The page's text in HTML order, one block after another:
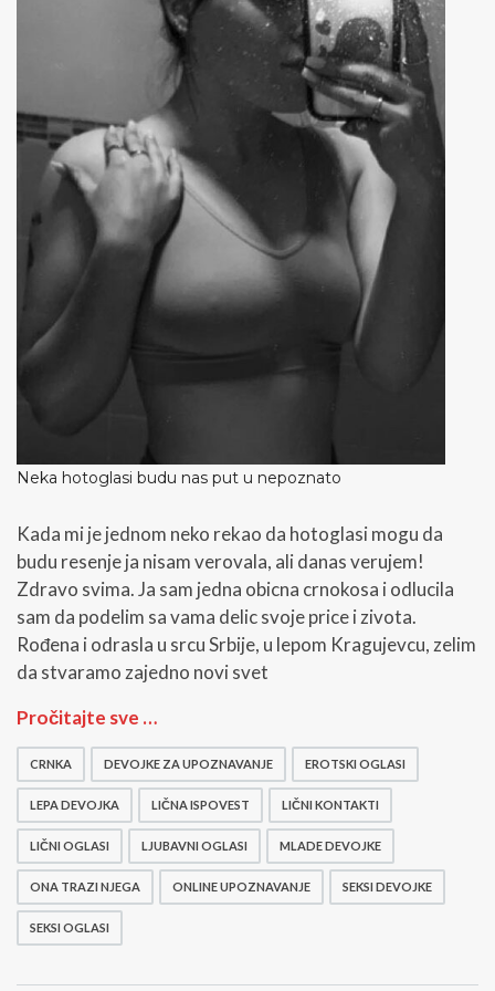
Neka hotoglasi budu nas put u nepoznato
Kada mi je jednom neko rekao da hotoglasi mogu da
budu resenje ja nisam verovala, ali danas verujem!
Zdravo svima. Ja sam jedna obicna crnokosa i odlucila
sam da podelim sa vama delic svoje price i zivota.
Rođena i odrasla u srcu Srbije, u lepom Kragujevcu, zelim
da stvaramo zajedno novi svet
N
a
o
o
l
a
i
Pročitajte sve …
CRNKA DEVOJKE ZA UPOZNAVANJE EROTSKI OGLASI
LEPA DEVOJKA LIČNA ISPOVEST LIČNI KONTAKTI
LIČNI OGLASI LJUBAVNI OGLASI MLADE DEVOJKE
ONA TRAZI NJEGA ONLINE UPOZNAVANJE SEKSI DEVOJKE
SEKSI OGLASI